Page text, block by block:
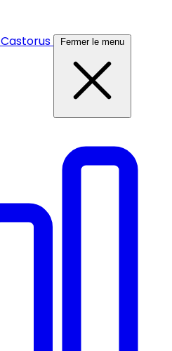
Castorus Fermer le menu